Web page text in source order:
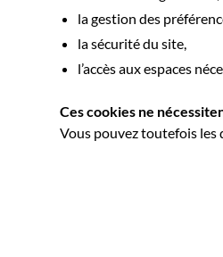
la gestion des
la sécurité du site,
l’accès aux espaces
Ces cookies ne
Vous pouvez toutefois les